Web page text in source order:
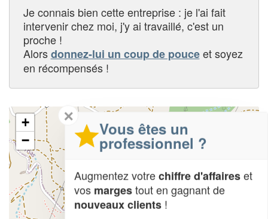
Je connais bien cette entreprise : je l'ai fait
intervenir chez moi, j'y ai travaillé, c'est un
proche !
Alorsdonnez-lui un coup de pouceet soyez
en récompensés !
+
−
✕
Vous êtes un
professionnel ?
Augmentez votrechiffre d'affaireset
vos margestout en gagnant de
nouveaux clients !